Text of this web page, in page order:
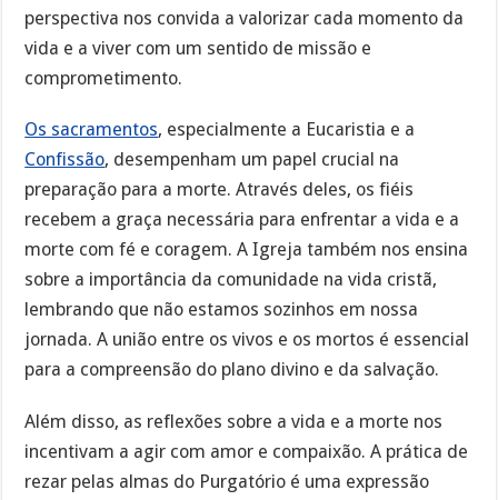
perspectiva nos convida a valorizar cada momento da
vida e a viver com um sentido de missão e
comprometimento.
Os sacramentos, especialmente a Eucaristia e a
Confissão, desempenham um papel crucial na
preparação para a morte. Através deles, os fiéis
recebem a graça necessária para enfrentar a vida e a
morte com fé e coragem. A Igreja também nos ensina
sobre a importância da comunidade na vida cristã,
lembrando que não estamos sozinhos em nossa
jornada. A união entre os vivos e os mortos é essencial
para a compreensão do plano divino e da salvação.
Além disso, as reflexões sobre a vida e a morte nos
incentivam a agir com amor e compaixão. A prática de
rezar pelas almas do Purgatório é uma expressão